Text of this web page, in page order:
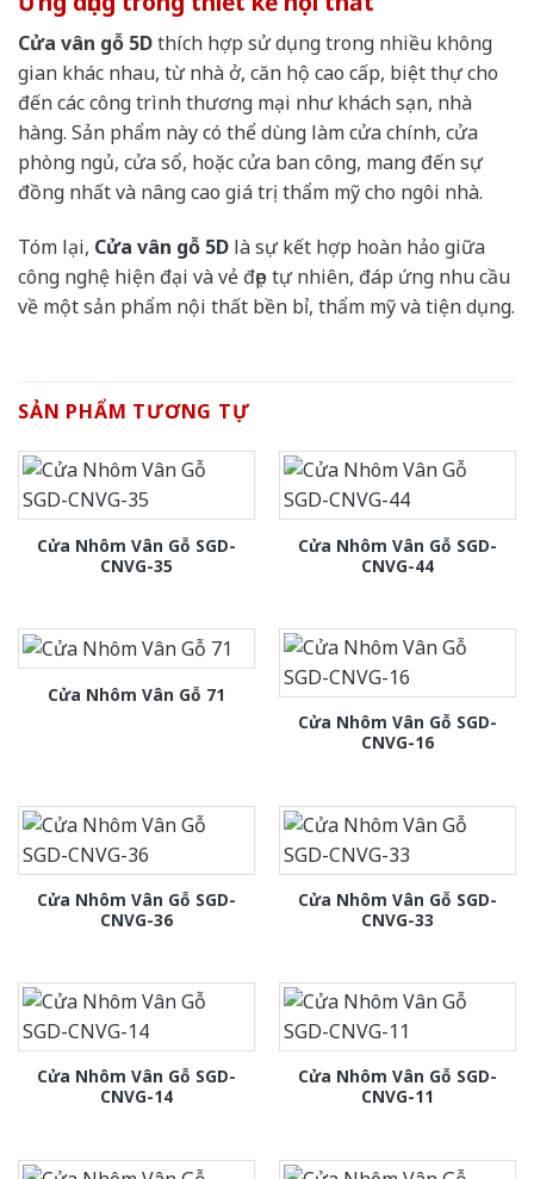
Cửa vân gỗ 5Dthích hợp sử dụng trong nhiều không
gian khác nhau, từ nhà ở, căn hộ cao cấp, biệt thự cho
đến các công trình thương mại như khách sạn, nhà
hàng. Sản phẩm này có thể dùng làm cửa chính, cửa
phòng ngủ, cửa sổ, hoặc cửa ban công, mang đến sự
đồng nhất và nâng cao giá trị thẩm mỹ cho ngôi nhà.
Tóm lại, Cửa vân gỗ 5D là sự kết hợp hoàn hảo giữa
công nghệ hiện đại và vẻ đẹp tự nhiên, đáp ứng nhu cầu
về một sản phẩm nội thất bền bỉ, thẩm mỹ và tiện dụng.
SẢN PHẨM TƯƠNG TỰ
Cửa Nhôm Vân Gỗ SGD-
CNVG-35
Cửa Nhôm Vân Gỗ SGD-
CNVG-44
Cửa Nhôm Vân Gỗ 71
Cửa Nhôm Vân Gỗ SGD-
CNVG-16
Cửa Nhôm Vân Gỗ SGD-
CNVG-36
Cửa Nhôm Vân Gỗ SGD-
CNVG-33
Cửa Nhôm Vân Gỗ SGD-
CNVG-14
Cửa Nhôm Vân Gỗ SGD-
CNVG-11